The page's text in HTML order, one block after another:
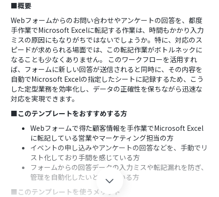
■概要
Webフォームからのお問い合わせやアンケートの回答を、都度
手作業でMicrosoft Excelに転記する作業は、時間もかかり入力
ミスの原因にもなりがちではないでしょうか。特に、対応のス
ピードが求められる場面では、この転記作業がボトルネックに
なることも少なくありません。 このワークフローを活用すれ
ば、フォームに新しい回答が送信されると同時に、その内容を
自動でMicrosoft Excelの指定したシートに記録するため、こう
した定型業務を効率化し、データの正確性を保ちながら迅速な
対応を実現できます。
■このテンプレートをおすすめする方
Webフォームで得た顧客情報を手作業でMicrosoft Excel
に転記している営業やマーケティング担当の方
イベントの申し込みやアンケートの回答などを、手動でリ
スト化しており手間を感じている方
フォームからの回答データの入力ミスや転記漏れを防ぎ、
管理を自動化したいと考えている方
■このテンプレートを使うメリット